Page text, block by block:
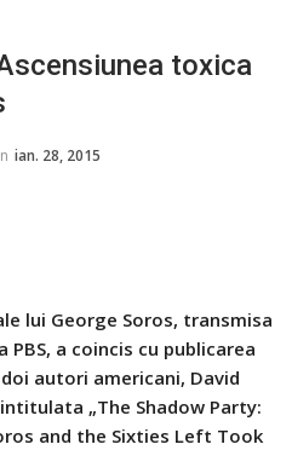
toxica
ian. 28, 2015
lui George Soros, transmisa
PBS, a coincis cu publicarea
autori americani, David
„The Shadow Party:
and the Sixties Left Took